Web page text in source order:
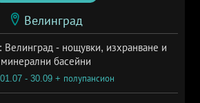
Велинград
- нощувки, изхранване и
минерални басейни
- 30.09 + полупансион